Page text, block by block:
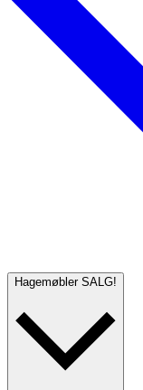
Hagemøbler SALG!